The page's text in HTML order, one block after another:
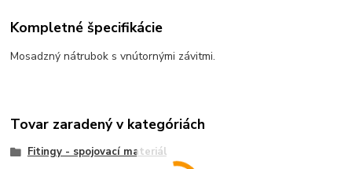
Kompletné špecifikácie
Mosadzný nátrubok s vnútornými závitmi.
Tovar zaradený v kategóriách
Fitingy - spojovací materiál